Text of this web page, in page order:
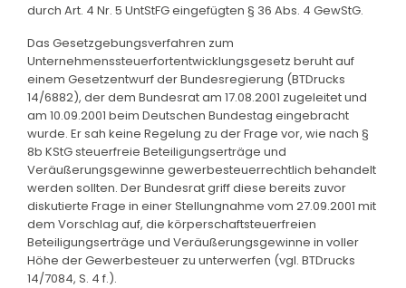
durch Art. 4 Nr. 5 UntStFG eingefügten § 36 Abs. 4 GewStG.
Das Gesetzgebungsverfahren zum
Unternehmenssteuerfortentwicklungsgesetz beruht auf
einem Gesetzentwurf der Bundesregierung (BTDrucks
14/6882), der dem Bundesrat am 17.08.2001 zugeleitet und
am 10.09.2001 beim Deutschen Bundestag eingebracht
wurde. Er sah keine Regelung zu der Frage vor, wie nach §
8b KStG steuerfreie Beteiligungserträge und
Veräußerungsgewinne gewerbesteuerrechtlich behandelt
werden sollten. Der Bundesrat griff diese bereits zuvor
diskutierte Frage in einer Stellungnahme vom 27.09.2001 mit
dem Vorschlag auf, die körperschaftsteuerfreien
Beteiligungserträge und Veräußerungsgewinne in voller
Höhe der Gewerbesteuer zu unterwerfen (vgl. BTDrucks
14/7084, S. 4 f.).